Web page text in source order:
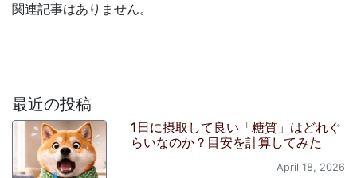
関連記事はありません。
最近の投稿
1日に摂取して良い「糖質」はどれぐ
らいなのか？目安を計算してみた
April 18, 2026